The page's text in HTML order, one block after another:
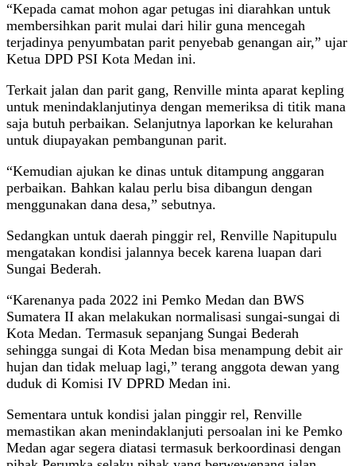
“Kepada camat mohon agar petugas ini diarahkan untuk
membersihkan parit mulai dari hilir guna mencegah
terjadinya penyumbatan parit penyebab genangan air,” ujar
Ketua DPD PSI Kota Medan ini.
Terkait jalan dan parit gang, Renville minta aparat kepling
untuk menindaklanjutinya dengan memeriksa di titik mana
saja butuh perbaikan. Selanjutnya laporkan ke kelurahan
untuk diupayakan pembangunan parit.
“Kemudian ajukan ke dinas untuk ditampung anggaran
perbaikan. Bahkan kalau perlu bisa dibangun dengan
menggunakan dana desa,” sebutnya.
Sedangkan untuk daerah pinggir rel, Renville Napitupulu
mengatakan kondisi jalannya becek karena luapan dari
Sungai Bederah.
“Karenanya pada 2022 ini Pemko Medan dan BWS
Sumatera II akan melakukan normalisasi sungai-sungai di
Kota Medan. Termasuk sepanjang Sungai Bederah
sehingga sungai di Kota Medan bisa menampung debit air
hujan dan tidak meluap lagi,” terang anggota dewan yang
duduk di Komisi IV DPRD Medan ini.
Sementara untuk kondisi jalan pinggir rel, Renville
memastikan akan menindaklanjuti persoalan ini ke Pemko
Medan agar segera diatasi termasuk berkoordinasi dengan